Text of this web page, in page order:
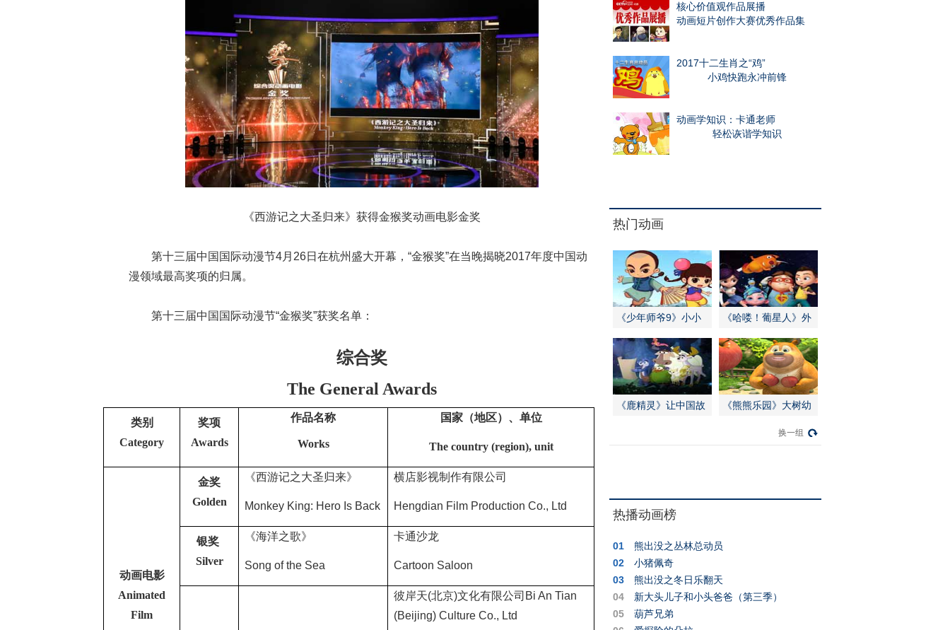
《西游记之大圣归来》获得金猴奖动画电影金奖
第十三届中国国际动漫节4月26日在杭州盛大开幕，“金猴奖”在当晚揭晓2017年度中国动
漫领域最高奖项的归属。
第十三届中国国际动漫节“金猴奖”获奖名单：
综合奖
The General Awards
类别
Category
奖项
Awards
作品名称
Works
国家（地区）、单位
The country (region), unit
动画电影
Animated
Film
金奖
Golden
《西游记之大圣归来》
Monkey King: Hero Is Back
横店影视制作有限公司
Hengdian Film Production Co., Ltd
银奖
Silver
《海洋之歌》
Song of the Sea
卡通沙龙
Cartoon Saloon
彼岸天(北京)文化有限公司 Bi An Tian
(Beijing) Culture Co., Ltd
核心价值观作品展播
动画短片创作大赛优秀作品集
2017十二生肖之“鸡”
小鸡快跑永冲前锋
动画学知识：卡通老师
轻松诙谐学知识
热门动画
《少年师爷9》小小
师爷勇闯江南
《哈喽！葡星人》外
星学霸来地球
《鹿精灵》让中国故
《熊熊乐园》大树幼
换一组
热播动画榜
01
熊出没之丛林总动员
02
小猪佩奇
03
熊出没之冬日乐翻天
04
新大头儿子和小头爸爸（第三季）
05
葫芦兄弟